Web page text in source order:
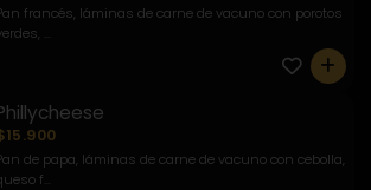
francés, láminas de carne de vacuno con porotos
...
0
de papa, láminas de carne de vacuno con cebolla,
f...